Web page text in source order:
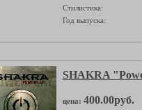
Стилистика:
Год выпуска:
SHAKRA
цена: 400.00руб.